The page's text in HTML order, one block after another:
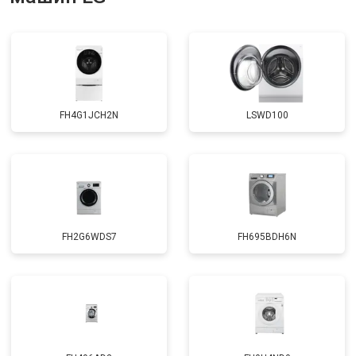
Ремонт платы управления
(восстановление)
от 2450 ₽ Заказать
Корпусный ремонт (замена резинок,
креплений, кнопок)
от 1850 ₽ Заказать
Замена амортизаторов от 2000 ₽
Замена мотора от 3800 ₽ Заказать
FH4G1JCH2N LSWD100
FH2G6WDS7 FH695BDH6N